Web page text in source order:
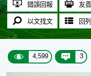
錯誤回報 友
以文找文 回
4,599 3